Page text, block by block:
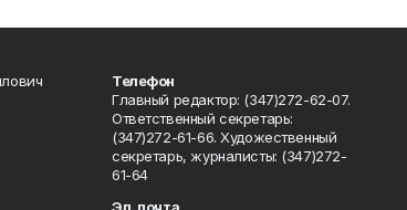
Телефон
Главный редактор: (347)272-62-07.
Ответственный секретарь:
(347)272-61-66. Художественный
секретарь, журналисты: (347)272-
61-64